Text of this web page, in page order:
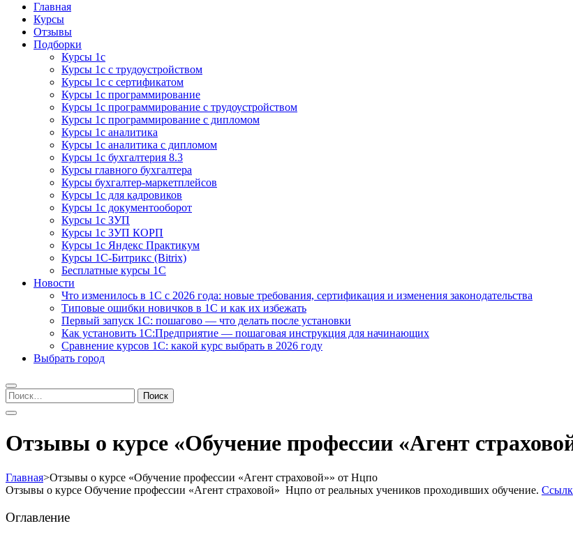
Курсы 1С
Курсы 1С официальная сертификация
Главная
Курсы
Отзывы
Подборки
Курсы 1с
Курсы 1с с трудоустройством
Курсы 1с с сертификатом
Курсы 1с программирование
Курсы 1с программирование с трудоустройством
Курсы 1с программирование с дипломом
Курсы 1с аналитика
Курсы 1с аналитика с дипломом
Курсы 1с бухгалтерия 8.3
Курсы главного бухгалтера
Курсы бухгалтер-маркетплейсов
Курсы 1с для кадровиков
Курсы 1с документооборот
Курсы 1с ЗУП
Курсы 1с ЗУП КОРП
Курсы 1с Яндекс Практикум
Курсы 1С-Битрикс (Bitrix)
Бесплатные курсы 1С
Новости
Что изменилось в 1С с 2026 года: новые требования, сертификация и изменения законодательства
Типовые ошибки новичков в 1С и как их избежать
Первый запуск 1С: пошагово — что делать после установки
Как установить 1С:Предприятие — пошаговая инструкция для начинающих
Сравнение курсов 1С: какой курс выбрать в 2026 году
Выбрать город
Найти:
Отзывы о курсе «Обучение профессии «Агент
Главная>Отзывы о курсе «Обучение профессии «Агент страховой»» от Нцпо
Отзывы о курсе Обучение профессии «Агент страховой» Нцпо от реальных учеников проходивших обучение.
Оглавление